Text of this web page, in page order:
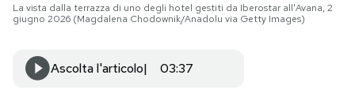
SHOP
CALENDARIO
La vista dalla terrazza di uno degli hotel gestiti da Iberostar all'Avana, 2
giugno 2026 (Magdalena Chodownik/Anadolu via Getty Images)
Ascolta l'articolo 03:37